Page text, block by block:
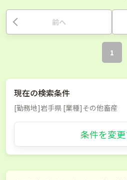
前へ
1
現在の検索条件
[勤務地]岩手県 [業種]その他畜産
条件を変更